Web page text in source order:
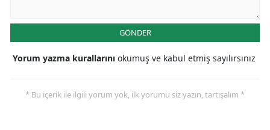
GÖNDER
Yorum yazma kurallarını okumuş ve kabul etmiş sayılırsınız
* Bu içerik ile ilgili yorum yok, ilk yorumu siz yazın, tartışalım *